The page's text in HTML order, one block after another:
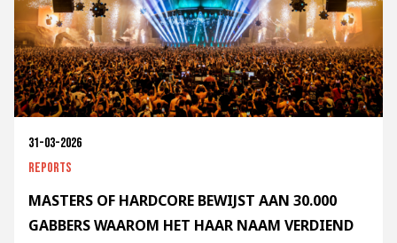
31-03-2026
Reports
MASTERS OF HARDCORE BEWIJST AAN 30.000
GABBERS WAAROM HET HAAR NAAM VERDIEND